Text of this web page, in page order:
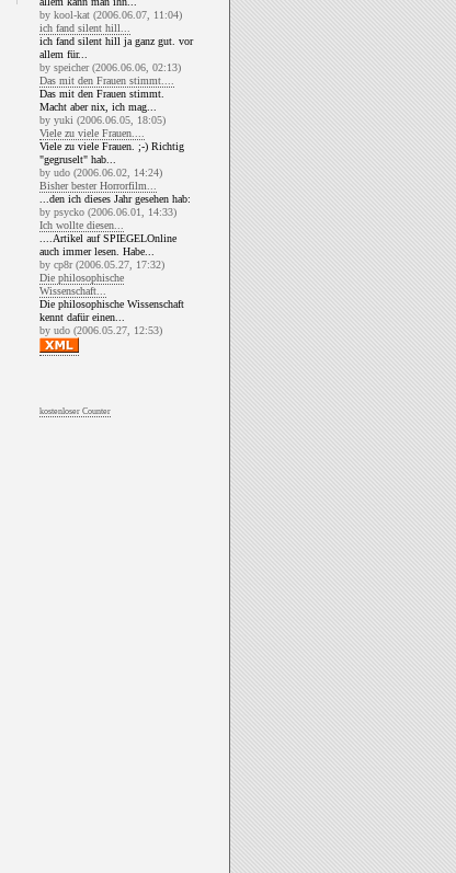
by kool-kat (2006.06.07, 11:04)
ich fand silent hill...
ich fand silent hill ja ganz gut. vor
allem für...
by speicher (2006.06.06, 02:13)
Das mit den Frauen stimmt....
Das mit den Frauen stimmt.
Macht aber nix, ich mag...
by yuki (2006.06.05, 18:05)
Viele zu viele Frauen....
Viele zu viele Frauen. ;-) Richtig
"gegruselt" hab...
by udo (2006.06.02, 14:24)
Bisher bester Horrorfilm...
...den ich dieses Jahr gesehen hab:
by psycko (2006.06.01, 14:33)
Ich wollte diesen...
....Artikel auf SPIEGELOnline
auch immer lesen. Habe...
by cp8r (2006.05.27, 17:32)
Die philosophische
Wissenschaft...
Die philosophische Wissenschaft
kennt dafür einen...
by udo (2006.05.27, 12:53)
kostenloser Counter